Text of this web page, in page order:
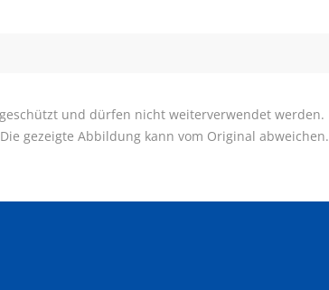
und dürfen nicht weiterverwendet werden.
gezeigte Abbildung kann vom Original abweichen.